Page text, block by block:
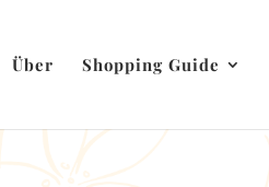
Über Shopping Guide